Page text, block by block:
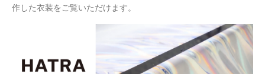
作した衣装をご覧いただけます。